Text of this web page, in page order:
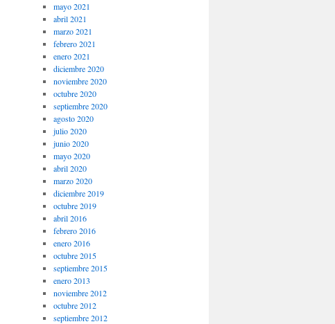
mayo 2021
abril 2021
marzo 2021
febrero 2021
enero 2021
diciembre 2020
noviembre 2020
octubre 2020
septiembre 2020
agosto 2020
julio 2020
junio 2020
mayo 2020
abril 2020
marzo 2020
diciembre 2019
octubre 2019
abril 2016
febrero 2016
enero 2016
octubre 2015
septiembre 2015
enero 2013
noviembre 2012
octubre 2012
septiembre 2012